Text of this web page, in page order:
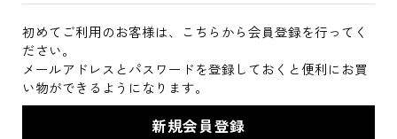
初めてご利用のお客様は、こちらから会員登録を行ってく
ださい。
メールアドレスとパスワードを登録しておくと便利にお買
い物ができるようになります。